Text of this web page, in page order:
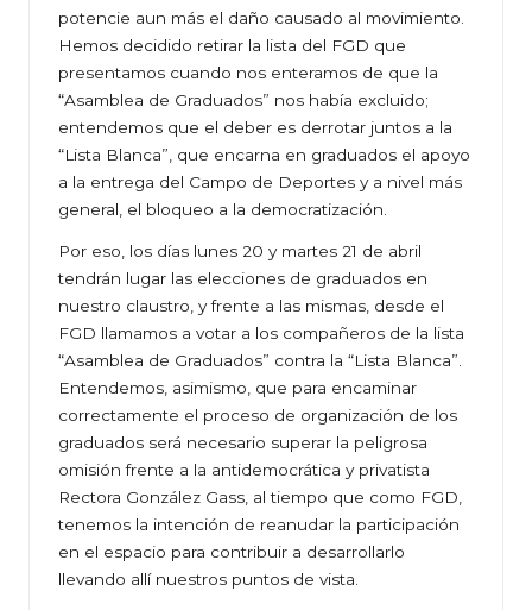
potencie aun más el daño causado al movimiento.
Hemos decidido retirar la lista del FGD que
presentamos cuando nos enteramos de que la
“Asamblea de Graduados” nos había excluido;
entendemos que el deber es derrotar juntos a la
“Lista Blanca”, que encarna en graduados el apoyo
a la entrega del Campo de Deportes y a nivel más
general, el bloqueo a la democratización.
Por eso, los días lunes 20 y martes 21 de abril
tendrán lugar las elecciones de graduados en
nuestro claustro, y frente a las mismas, desde el
FGD llamamos a votar a los compañeros de la lista
“Asamblea de Graduados” contra la “Lista Blanca”.
Entendemos, asimismo, que para encaminar
correctamente el proceso de organización de los
graduados será necesario superar la peligrosa
omisión frente a la antidemocrática y privatista
Rectora González Gass, al tiempo que como FGD,
tenemos la intención de reanudar la participación
en el espacio para contribuir a desarrollarlo
llevando allí nuestros puntos de vista.